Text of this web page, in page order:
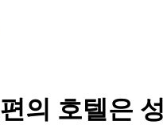
의 호텔은